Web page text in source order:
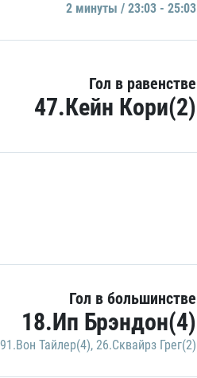
2 минуты / 23:03 - 25:03
Гол в равенстве
47.Кейн Кори(2)
Гол в большинстве
18.Ип Брэндон(4)
91.Вон Тайлер(4), 26.Сквайрз Грег(2)